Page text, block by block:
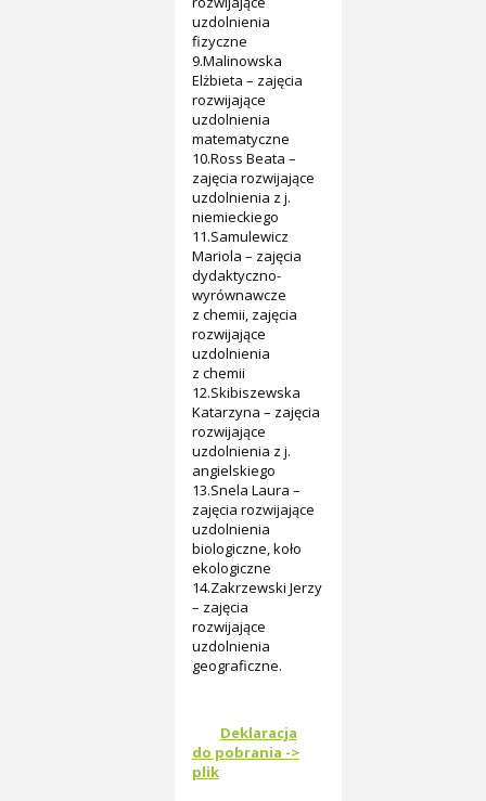
uzdolnienia
fizyczne
9.Malinowska
Elżbieta – zajęcia
rozwijające
uzdolnienia
matematyczne
10.Ross Beata –
zajęcia rozwijające
uzdolnienia z j.
niemieckiego
11.Samulewicz
Mariola – zajęcia
dydaktyczno-
wyrównawcze
z chemii, zajęcia
rozwijające
uzdolnienia
z chemii
12.Skibiszewska
Katarzyna – zajęcia
rozwijające
uzdolnienia z j.
angielskiego
13.Snela Laura –
zajęcia rozwijające
uzdolnienia
biologiczne, koło
ekologiczne
14.Zakrzewski Jerzy
– zajęcia
rozwijające
uzdolnienia
geograficzne.
Deklaracja
do pobrania ->
plik